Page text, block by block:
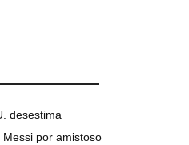
desestima
por amistoso